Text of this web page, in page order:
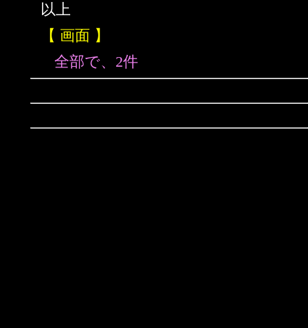
以上
【 画面 】
全部で、2件